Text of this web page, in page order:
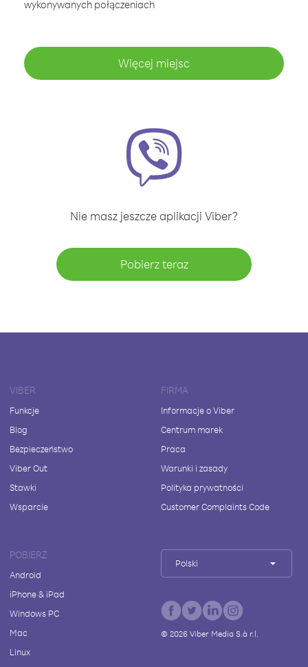
wykonywanych połączeniach
Więcej miejsc
Nie masz jeszcze aplikacji Viber?
Pobierz teraz
VIBER
Funkcje
Blog
Bezpieczeństwo
Viber Out
Stawki
Wsparcie
FIRMA
Informacje o Viber
Centrum marek
Praca
Warunki i zasady
Polityka prywatności
Customer Complaints Code
POBIERZ
Android
iPhone & iPad
Windows PC
Mac
Linux
Polski
© 2026Viber Media S.à r.l.